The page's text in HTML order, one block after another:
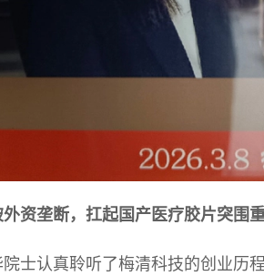
资垄断，扛起国产医疗胶片突围
士认真聆听了梅清科技的创业历